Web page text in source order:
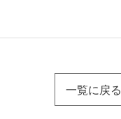
一覧に戻る